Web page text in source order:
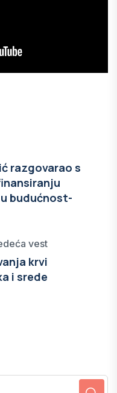
razgovarao s
budućnost-
vest
krvi
i srede